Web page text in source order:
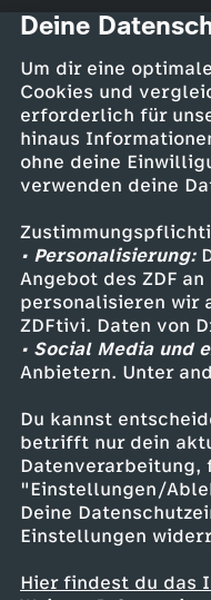
cmp-dialog-
Deine
Um dir eine
Cookies und
erforderlich für
hinaus
ohne deine
verwenden deine
• Personalisierung:
Angebot des ZDF
personalisieren wir
ZDFtivi. Daten von
• Social Media und
Anbietern. Unter
Du kannst
betrifft nur dein
Datenverarbeitung,
"Einstellungen/
Deine
Einstellungen
Hier findest du das
Politik